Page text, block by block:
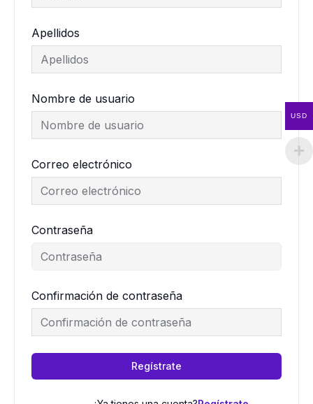
Apellidos
Nombre de usuario
Correo electrónico
Contraseña
Confirmación de contraseña
Regístrate
USD